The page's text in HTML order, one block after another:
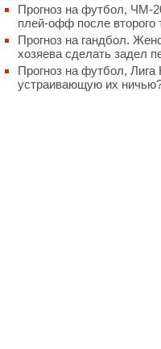
Прогноз на футбол, ЧМ-
плей-офф после второго
Прогноз на гандбол.
хозяева сделать задел
Прогноз на футбол,
устраивающую их